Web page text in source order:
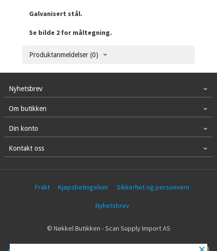
Galvanisert stål.
Se bilde 2 for måltegning.
Produktanmeldelser (0)
Nyhetsbrev
Om butikken
Din konto
Kontakt oss
Frakt Kjøpsbetingelser Sikkerhet og personvern
Nyhetsbrev
© Nøkkel Butikken - Scan Supply Import AS